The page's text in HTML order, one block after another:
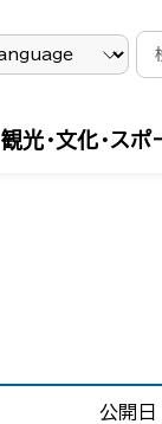
観光・文化・スポ
公開